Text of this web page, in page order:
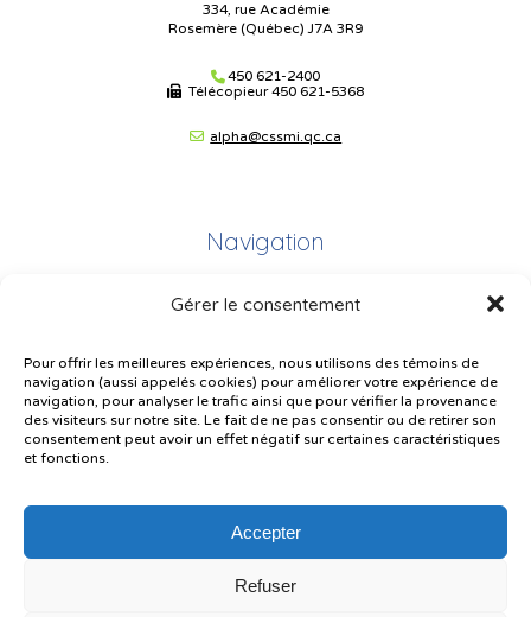
Gérer le consentement
Pour offrir les meilleures expériences, nous utilisons des témoins de
navigation (aussi appelés cookies) pour améliorer votre expérience de
navigation, pour analyser le trafic ainsi que pour vérifier la provenance
des visiteurs sur notre site. Le fait de ne pas consentir ou de retirer son
consentement peut avoir un effet négatif sur certaines caractéristiques
et fonctions.
Accepter
Refuser
334, rue Académie
Rosemère (Québec) J7A 3R9
450 621-2400
Télécopieur450 621-5368
alpha@cssmi.qc.ca
Navigation
Plan du site
Plainte – service à l’élève
Politique de confidentialité